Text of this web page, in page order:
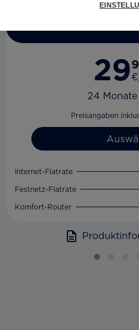
29
24
Preisangaben
Internet-Flatrate
Festnetz-Flatrate
Komfort-Router